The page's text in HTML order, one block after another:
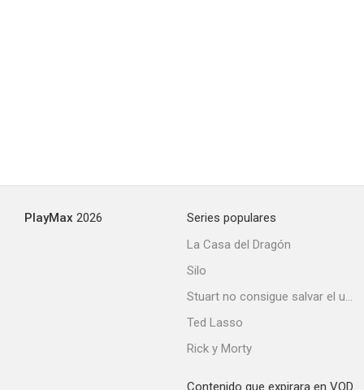
PlayMax 2026
Series populares
La Casa del Dragón
Silo
Stuart no consigue salvar el universo
Ted Lasso
Rick y Morty
Contenido que expirara en VOD